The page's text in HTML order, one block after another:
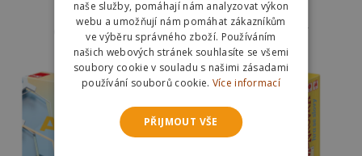
Skladem
Odešlemepozítří
Skladem
Odešleme pozítří
naše služby, pomáhají nám analyzovat výkon
webu a umožňují nám pomáhat zákazníkům
ve výběru správného zboží. Používáním
našich webových stránek souhlasíte se všemi
soubory cookie v souladu s našimi zásadami
používání souborů cookie. Více informací
PŘIJMOUT VŠE